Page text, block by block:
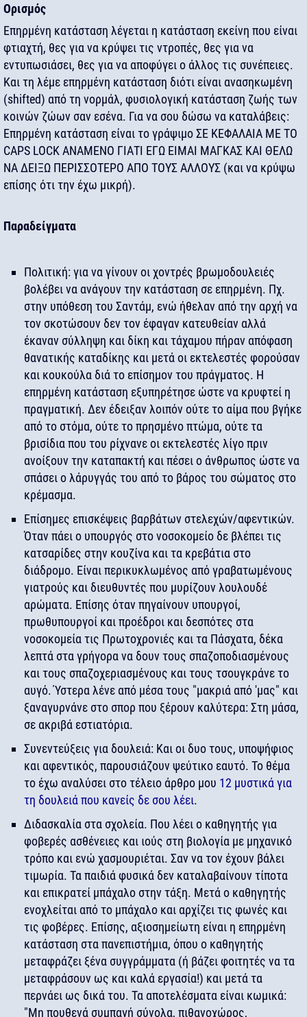
Ορισμός
Επηρμένη κατάσταση λέγεται η κατάσταση εκείνη που είναι
φτιαχτή, θες για να κρύψει τις ντροπές, θες για να
εντυπωσιάσει, θες για να αποφύγει ο άλλος τις συνέπειες.
Και τη λέμε επηρμένη κατάσταση διότι είναι ανασηκωμένη
(shifted) από τη νορμάλ, φυσιολογική κατάσταση ζωής των
κοινών ζώων σαν εσένα. Για να σου δώσω να καταλάβεις:
Επηρμένη κατάσταση είναι το γράψιμο ΣΕ ΚΕΦΑΛΑΙΑ ME TO
CAPS LOCK ΑΝΑΜΕΝΟ ΓΙΑΤΙ ΕΓΩ ΕΙΜΑΙ ΜΑΓΚΑΣ ΚΑΙ ΘΕΛΩ
ΝΑ ΔΕΙΞΩ ΠΕΡΙΣΣΟΤΕΡΟ ΑΠΟ ΤΟΥΣ ΑΛΛΟΥΣ (και να κρύψω
επίσης ότι την έχω μικρή).
Παραδείγματα
Πολιτική: για να γίνουν οι χοντρές βρωμοδουλειές
βολέβει να ανάγουν την κατάσταση σε επηρμένη. Πχ.
στην υπόθεση του Σαντάμ, ενώ ήθελαν από την αρχή να
τον σκοτώσουν δεν τον έφαγαν κατευθείαν αλλά
έκαναν σύλληψη και δίκη και τάχαμου πήραν απόφαση
θανατικής καταδίκης και μετά οι εκτελεστές φορούσαν
και κουκούλα διά το επίσημον του πράγματος. Η
επηρμένη κατάσταση εξυπηρέτησε ώστε να κρυφτεί η
πραγματική. Δεν έδειξαν λοιπόν ούτε το αίμα που βγήκε
από το στόμα, ούτε το πρησμένο πτώμα, ούτε τα
βρισίδια που του ρίχνανε οι εκτελεστές λίγο πριν
ανοίξουν την καταπακτή και πέσει ο άνθρωπος ώστε να
σπάσει ο λάρυγγάς του από το βάρος του σώματος στο
κρέμασμα.
Επίσημες επισκέψεις βαρβάτων στελεχών/αφεντικών.
Όταν πάει ο υπουργός στο νοσοκομείο δε βλέπει τις
κατσαρίδες στην κουζίνα και τα κρεβάτια στο
διάδρομο. Είναι περικυκλωμένος από γραβατωμένους
γιατρούς και διευθυντές που μυρίζουν λουλουδέ
αρώματα. Επίσης όταν πηγαίνουν υπουργοί,
πρωθυπουργοί και προέδροι και δεσπότες στα
νοσοκομεία τις Πρωτοχρονιές και τα Πάσχατα, δέκα
λεπτά στα γρήγορα να δουν τους σπαζοποδιασμένους
και τους σπαζοχεριασμένους και τους τσουγκράνε το
αυγό. Ύστερα λένε από μέσα τους "μακριά από 'μας" και
ξαναγυρνάνε στο σπορ που ξέρουν καλύτερα: Στη μάσα,
σε ακριβά εστιατόρια.
Συνεντεύξεις για δουλειά: Και οι δυο τους, υποψήφιος
και αφεντικός, παρουσιάζουν ψεύτικο εαυτό. Το θέμα
το έχω αναλύσει στο τέλειο άρθρο μου 12 μυστικά για
τη δουλειά που κανείς δε σου λέει.
Διδασκαλία στα σχολεία. Που λέει ο καθηγητής για
φοβερές ασθένειες και ιούς στη βιολογία με μηχανικό
τρόπο και ενώ χασμουριέται. Σαν να τον έχουν βάλει
τιμωρία. Τα παιδιά φυσικά δεν καταλαβαίνουν τίποτα
και επικρατεί μπάχαλο στην τάξη. Μετά ο καθηγητής
ενοχλείται από το μπάχαλο και αρχίζει τις φωνές και
τις φοβέρες. Επίσης, αξιοσημείωτη είναι η επηρμένη
κατάσταση στα πανεπιστήμια, όπου ο καθηγητής
μεταφράζει ξένα συγγράμματα (ή βάζει φοιτητές να τα
μεταφράσουν ως και καλά εργασία!) και μετά τα
περνάει ως δικά του. Τα αποτελέσματα είναι κωμικά:
"Μη πουθενά συμπαγή σύνολα, πιθανοχώρος,